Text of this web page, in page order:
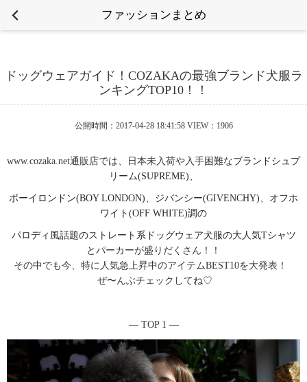
ファッションまとめ
ドッグウェアガイド！COZAKAの最強ブランド犬服ラ
ンキングTOP10！！
公開時間：2017-04-28 18:41:58 VIEW：1906
www.cozaka.net通販店では、日本未入荷や入手困難なブランドシュプ
リーム(SUPREME)、
ボーイロンドン(BOY LONDON)、ジバンシー(GIVENCHY)、オフホ
ワイト(OFF WHITE)調の
パロディ風話題のストレート系ドッグウェア犬服の大人気Tシャツ
とパーカーが盛りだくさん！！
その中でも今、特に人気急上昇中のアイテムBEST10を大発表！
ぜ〜んぶチェックしてね♡
― TOP 1 ―